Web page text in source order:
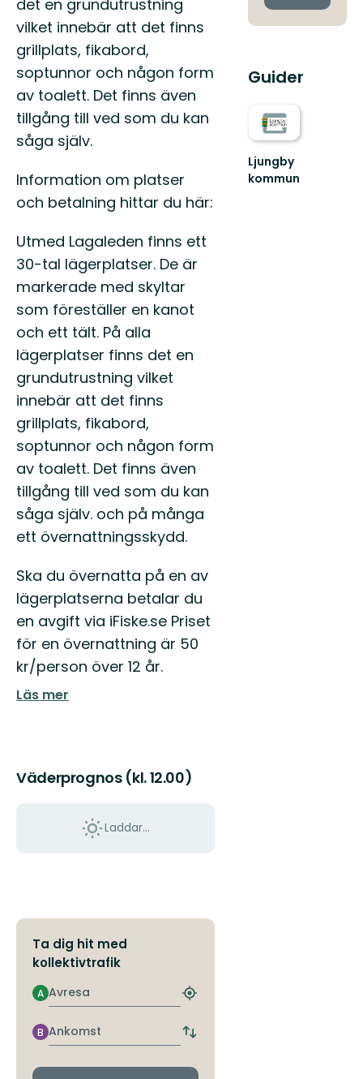
det en grundutrustning
vilket innebär att det finns
grillplats, fikabord,
soptunnor och någon form
av toalett. Det finns även
tillgång till ved som du kan
såga själv.
Information om platser
och betalning hittar du här:
Utmed Lagaleden finns ett
30-tal lägerplatser. De är
markerade med skyltar
som föreställer en kanot
och ett tält. På alla
lägerplatser finns det en
grundutrustning vilket
innebär att det finns
grillplats, fikabord,
soptunnor och någon form
av toalett. Det finns även
tillgång till ved som du kan
såga själv. och på många
ett övernattningsskydd.
Ska du övernatta på en av
lägerplatserna betalar du
en avgift via iFiske.se Priset
för en övernattning är 50
kr/person över 12 år.
Läs mer
Väderprognos (kl. 12.00)
Laddar...
Ta dig hit med
kollektivtrafik
Avresa
A
Hitta
hållplats
Ankomst
B
Byt
och
Guider
Ljungby
kommun